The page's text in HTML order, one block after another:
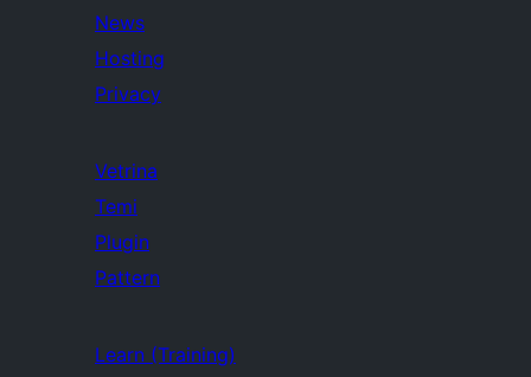
News
Hosting
Privacy
Vetrina
Temi
Plugin
Pattern
Learn (Training)